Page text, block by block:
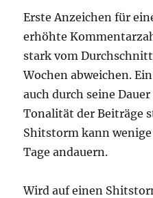
Erste Anzeichen für
erhöhte
stark vom
Wochen abweichen.
auch durch seine
Tonalität der Beiträge
Shitstorm kann
Tage andauern.
Wird auf einen